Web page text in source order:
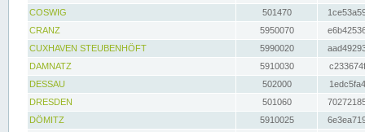
COSWIG
501470
CRANZ
5950070
CUXHAVEN STEUBENHÖFT
5990020
DAMNATZ
5910030
DESSAU
502000
DRESDEN
501060
DÖMITZ
5910025